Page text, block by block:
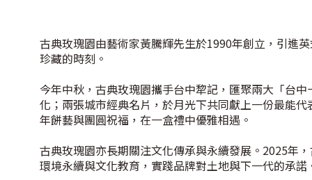
古典玫瑰園由藝術家黃騰輝先生於1990年創立，引進
珍藏的時刻。
今年中秋，古典玫瑰園攜手台中犂記，匯聚兩大「台
化；兩張城市經典名片，於月光下共同獻上一份最能
年餅藝與團圓祝福，在一盒禮中優雅相遇。
古典玫瑰園亦長期關注文化傳承與永續發展。2025年
環境永續與文化教育，實踐品牌對土地與下一代的承諾